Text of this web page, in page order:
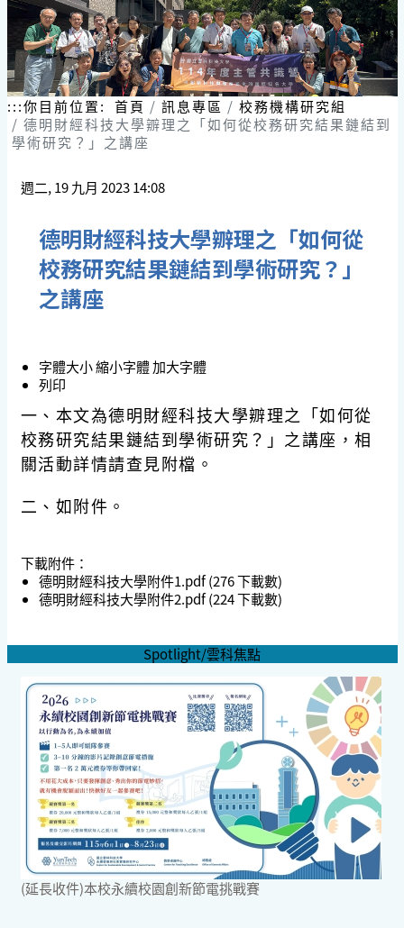
:::你目前位置: 首頁 訊息專區
校務機構研究組
德明財經科技大學辧理之「如何從校務研究結果鏈結到
學術研究？」之講座
週二, 19 九月 2023 14:08
德明財經科技大學辧理之「如何從
校務研究結果鏈結到學術研究？」
之講座
字體大小縮小字體加大字體
列印
一、本文為德明財經科技大學辧理之「如何從
校務研究結果鏈結到學術研究？」之講座，相
關活動詳情請查見附檔。
二、如附件。
下載附件：
德明財經科技大學附件1.pdf (276 下載數)
德明財經科技大學附件2.pdf (224 下載數)
Spotlight/雲科焦點
(延長收件)本校永續校園創新節電挑戰賽